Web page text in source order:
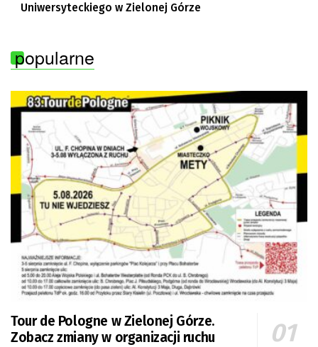
Uniwersyteckiego w Zielonej Górze
popularne
Tour de Pologne w Zielonej Górze.
Zobacz zmiany w organizacji ruchu